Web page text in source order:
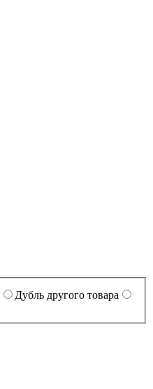
Дубль другого товара